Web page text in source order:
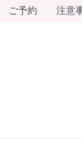
ご予約 注意